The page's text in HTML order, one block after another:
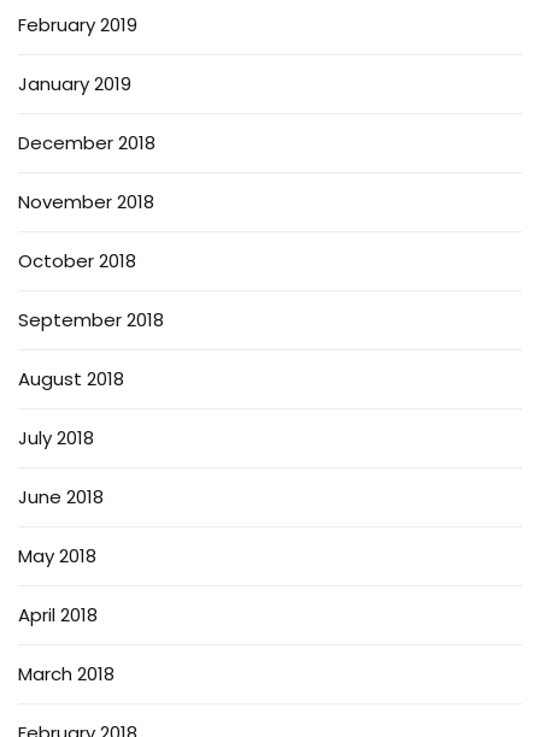
February 2019
January 2019
December 2018
November 2018
October 2018
September 2018
August 2018
July 2018
June 2018
May 2018
April 2018
March 2018